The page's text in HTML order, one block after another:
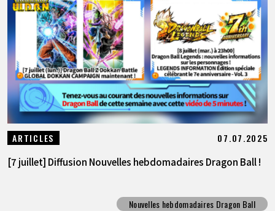
ARTICLES 07.07.2025
[7 juillet] Diffusion Nouvelles hebdomadaires Dragon Ball !
Nouvelles hebdomadaires Dragon Ball